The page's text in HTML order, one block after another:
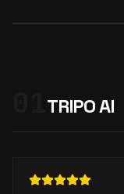
TRIPO AI